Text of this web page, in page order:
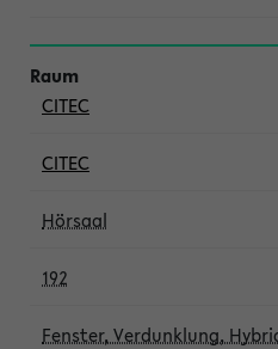
CITEC
CITEC
Hörsaal
192
Fenster, Verdunklung,